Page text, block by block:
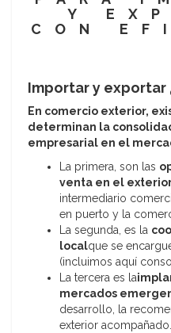
Y
CON
Importar y exportar
En comercio exterior,
determinan la
empresarial en el
La primera, son las
venta en el
intermediario
en puerto y la
La segunda, es la
localque se
(incluimos aquí
La tercera es la
mercados
desarrollo, la
exterior acompañado.